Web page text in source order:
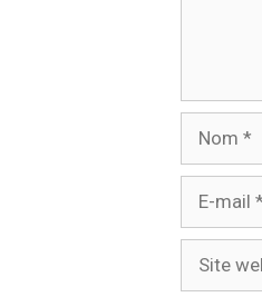
mail
web